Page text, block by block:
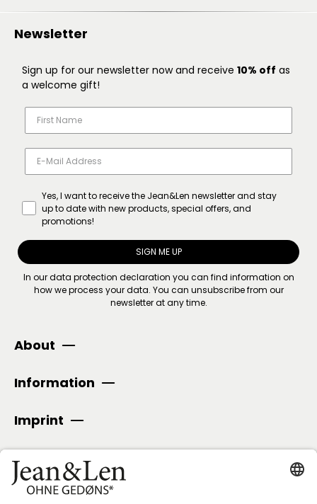
Newsletter
Sign up for our newsletter now and receive 10% off as
a welcome gift!
Yes, I want to receive the Jean&Len newsletter and stay
up to date with new products, special offers, and
promotions!
SIGN ME UP
In ourdata protection declaration you can find information on
how we process your data. You can unsubscribe from our
newsletter at any time.
About
Information
Imprint
SECURE PAYMENT